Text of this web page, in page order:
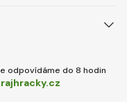
odpovídáme do 8 hodin